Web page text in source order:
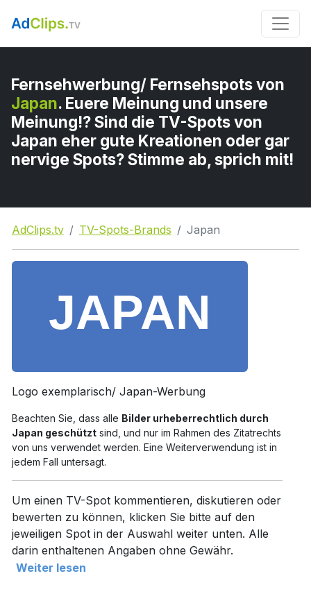
Fernsehwerbung/ Fernsehspots von
Japan. Euere Meinung und unsere
Meinung!? Sind die TV-Spots von
Japan eher gute Kreationen oder gar
nervige Spots? Stimme ab, sprich mit!
AdClips.tv TV-Spots-Brands Japan
Logo exemplarisch/ Japan-Werbung
Beachten Sie, dass alle Bilder urheberrechtlich durch
Japan geschütztsind, und nur im Rahmen des Zitatrechts
von uns verwendet werden. Eine Weiterverwendung ist in
jedem Fall untersagt.
Um einen TV-Spot kommentieren, diskutieren oder
bewerten zu können, klicken Sie bitte auf den
jeweiligen Spot in der Auswahl weiter unten. Alle
darin enthaltenen Angaben ohne Gewähr.
Weiter lesen